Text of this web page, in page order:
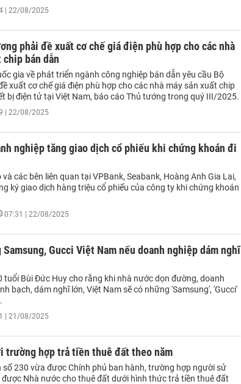
| 22/08/2025
phải đề xuất cơ chế giá điện phù hợp cho các nhà
chip bán dẫn
gia về phát triển ngành công nghiệp bán dẫn yêu cầu Bộ
xuất cơ chế giá điện phù hợp cho các nhà máy sản xuất chip
bị điện tử tại Việt Nam, báo cáo Thủ tướng trong quý III/2025.
| 22/08/2025
nghiệp tăng giao dịch cổ phiếu khi chứng khoán đi
và các bên liên quan tại VPBank, Seabank, Hoàng Anh Gia Lai,
ký giao dịch hàng triệu cổ phiếu của công ty khi chứng khoán
07:31 | 22/08/2025
Samsung, Gucci Việt Nam nếu doanh nghiệp dám nghĩ
tuổi Bùi Đức Huy cho rằng khi nhà nước dọn đường, doanh
bạch, dám nghĩ lớn, Việt Nam sẽ có những 'Samsung', 'Gucci'
| 21/08/2025
trường hợp trả tiền thuê đất theo năm
số 230 vừa được Chính phủ ban hành, trường hợp người sử
Nhà nước cho thuê đất dưới hình thức trả tiền thuê đất